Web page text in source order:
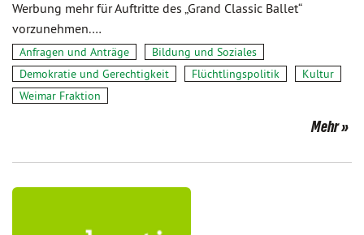
Werbung mehr für Auftritte des „Grand Classic Ballet“
vorzunehmen.…
Anfragen und Anträge
Bildung und Soziales
Demokratie und Gerechtigkeit
Flüchtlingspolitik
Kultur
Weimar Fraktion
Mehr